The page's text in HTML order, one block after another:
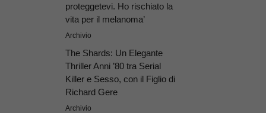
proteggetevi. Ho rischiato la
vita per il melanoma’
Archivio
The Shards: Un Elegante
Thriller Anni ’80 tra Serial
Killer e Sesso, con il Figlio di
Richard Gere
Archivio